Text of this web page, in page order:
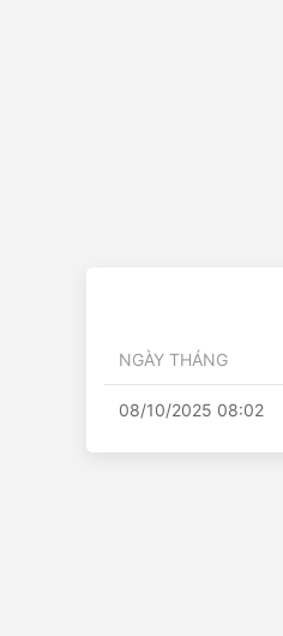
NGÀY THÁNG
08/10/2025 08:02